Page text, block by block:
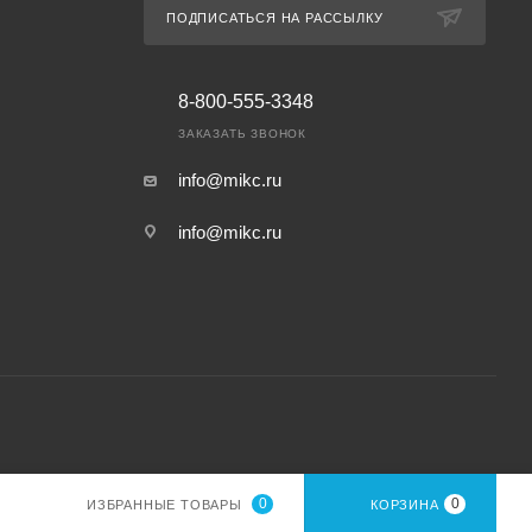
ПОДПИСАТЬСЯ НА РАССЫЛКУ
8-800-555-3348
ЗАКАЗАТЬ ЗВОНОК
info@mikc.ru
info@mikc.ru
ИЗБРАННЫЕ ТОВАРЫ 0 КОРЗИНА 0